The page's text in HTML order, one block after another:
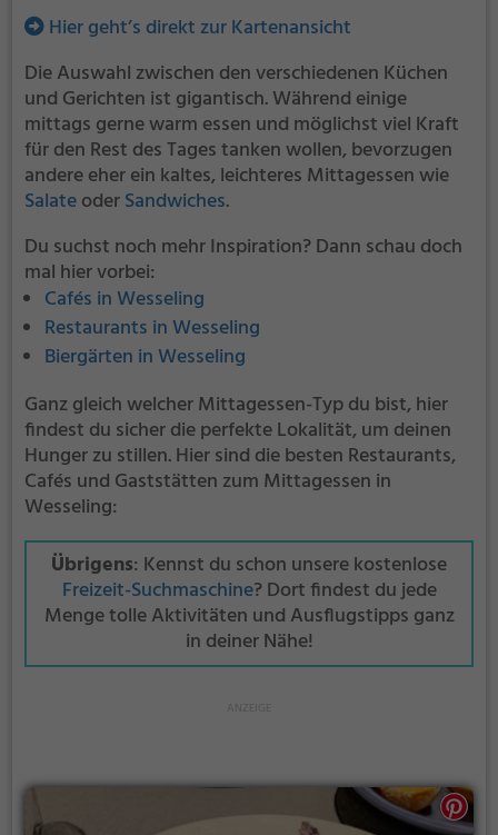
Hier geht’s direkt zur Kartenansicht
Die Auswahl zwischen den verschiedenen Küchen
und Gerichten ist gigantisch. Während einige
mittags gerne warm essen und möglichst viel Kraft
für den Rest des Tages tanken wollen, bevorzugen
andere eher ein kaltes, leichteres Mittagessen wie
SalateoderSandwiches.
Du suchst noch mehr Inspiration? Dann schau doch
mal hier vorbei:
Cafés in Wesseling
Restaurants in Wesseling
Biergärten in Wesseling
Ganz gleich welcher Mittagessen-Typ du bist, hier
findest du sicher die perfekte Lokalität, um deinen
Hunger zu stillen. Hier sind die besten Restaurants,
Cafés und Gaststätten zum Mittagessen in
Wesseling:
Übrigens: Kennst du schon unsere kostenlose
Freizeit-Suchmaschine? Dort findest du jede
Menge tolle Aktivitäten und Ausflugstipps ganz
in deiner Nähe!